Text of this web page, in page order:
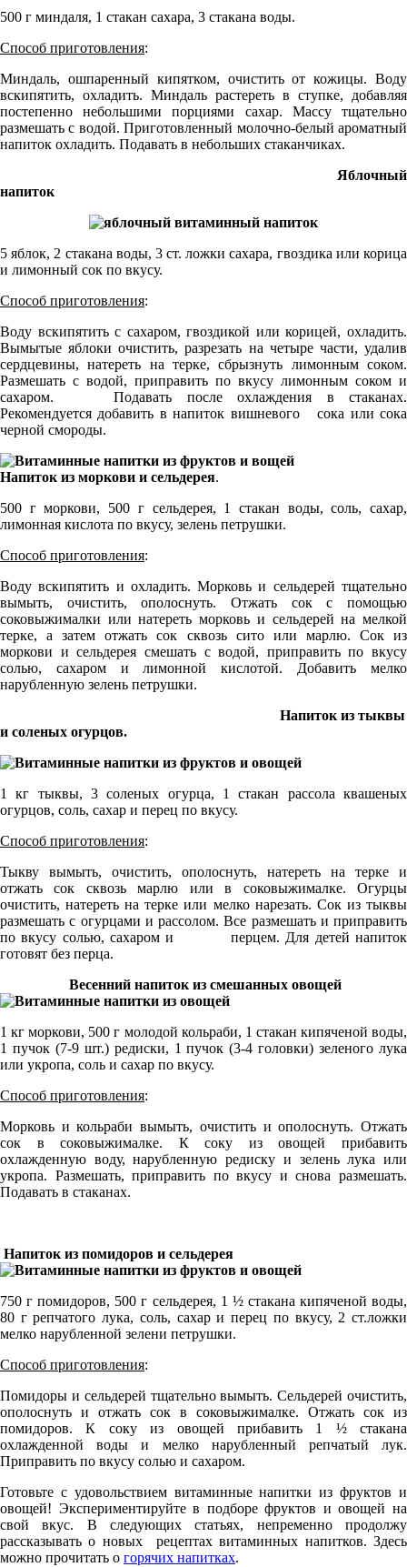
500 г миндаля, 1 стакан сахара, 3 стакана воды.
Способ приготовления:
Миндаль, ошпаренный кипятком, очистить от кожицы. Воду
вскипятить, охладить. Миндаль растереть в ступке, добавляя
постепенно небольшими порциями сахар. Массу тщательно
размешать с водой. Приготовленный молочно-белый ароматный
напиток охладить. Подавать в небольших стаканчиках.
Яблочный
напиток
5 яблок, 2 стакана воды, 3 ст. ложки сахара, гвоздика или корица
и лимонный сок по вкусу.
Способ приготовления:
Воду вскипятить с сахаром, гвоздикой или корицей, охладить.
Вымытые яблоки очистить, разрезать на четыре части, удалив
сердцевины, натереть на терке, сбрызнуть лимонным соком.
Размешать с водой, приправить по вкусу лимонным соком и
сахаром. Подавать после охлаждения в стаканах.
Рекомендуется добавить в напиток вишневого сока или сока
черной смороды.
Напиток из моркови и сельдерея.
500 г моркови, 500 г сельдерея, 1 стакан воды, соль, сахар,
лимонная кислота по вкусу, зелень петрушки.
Способ приготовления:
Воду вскипятить и охладить. Морковь и сельдерей тщательно
вымыть, очистить, ополоснуть. Отжать сок с помощью
соковыжималки или натереть морковь и сельдерей на мелкой
терке, а затем отжать сок сквозь сито или марлю. Сок из
моркови и сельдерея смешать с водой, приправить по вкусу
солью, сахаром и лимонной кислотой. Добавить мелко
нарубленную зелень петрушки.
Напиток из тыквы
и соленых огурцов.
1 кг тыквы, 3 соленых огурца, 1 стакан рассола квашеных
огурцов, соль, сахар и перец по вкусу.
Способ приготовления:
Тыкву вымыть, очистить, ополоснуть, натереть на терке и
отжать сок сквозь марлю или в соковыжималке. Огурцы
очистить, натереть на терке или мелко нарезать. Сок из тыквы
размешать с огурцами и рассолом. Все размешать и приправить
по вкусу солью, сахаром и перцем. Для детей напиток
готовят без перца.
Весенний напиток из смешанных овощей
1 кг моркови, 500 г молодой кольраби, 1 стакан кипяченой воды,
1 пучок (7-9 шт.) редиски, 1 пучок (3-4 головки) зеленого лука
или укропа, соль и сахар по вкусу.
Способ приготовления:
Морковь и кольраби вымыть, очистить и ополоснуть. Отжать
сок в соковыжималке. К соку из овощей прибавить
охлажденную воду, нарубленную редиску и зелень лука или
укропа. Размешать, приправить по вкусу и снова размешать.
Подавать в стаканах.
Напиток из помидоров и сельдерея
750 г помидоров, 500 г сельдерея, 1 ½ стакана кипяченой воды,
80 г репчатого лука, соль, сахар и перец по вкусу, 2 ст.ложки
мелко нарубленной зелени петрушки.
Способ приготовления:
Помидоры и сельдерей тщательно вымыть. Сельдерей очистить,
ополоснуть и отжать сок в соковыжималке. Отжать сок из
помидоров. К соку из овощей прибавить 1 ½ стакана
охлажденной воды и мелко нарубленный репчатый лук.
Приправить по вкусу солью и сахаром.
Готовьте с удовольствием витаминные напитки из фруктов и
овощей! Экспериментируйте в подборе фруктов и овощей на
свой вкус. В следующих статьях, непременно продолжу
рассказывать о новых рецептах витаминных напитков. Здесь
можно прочитать о горячих напитках.